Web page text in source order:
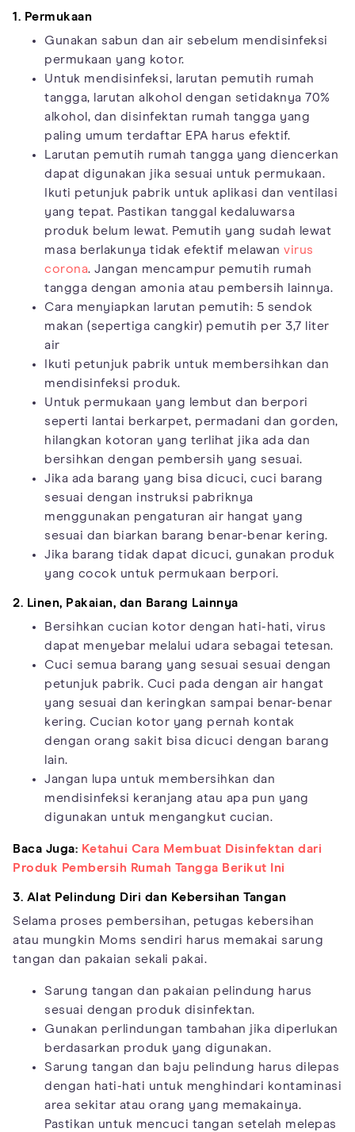
1. Permukaan
Gunakan sabun dan air sebelum mendisinfeksi
permukaan yang kotor.
Untuk mendisinfeksi, larutan pemutih rumah
tangga, larutan alkohol dengan setidaknya 70%
alkohol, dan disinfektan rumah tangga yang
paling umum terdaftar EPA harus efektif.
Larutan pemutih rumah tangga yang diencerkan
dapat digunakan jika sesuai untuk permukaan.
Ikuti petunjuk pabrik untuk aplikasi dan ventilasi
yang tepat. Pastikan tanggal kedaluwarsa
produk belum lewat. Pemutih yang sudah lewat
masa berlakunya tidak efektif melawan virus
corona. Jangan mencampur pemutih rumah
tangga dengan amonia atau pembersih lainnya.
Cara menyiapkan larutan pemutih: 5 sendok
makan (sepertiga cangkir) pemutih per 3,7 liter
air
Ikuti petunjuk pabrik untuk membersihkan dan
mendisinfeksi produk.
Untuk permukaan yang lembut dan berpori
seperti lantai berkarpet, permadani dan gorden,
hilangkan kotoran yang terlihat jika ada dan
bersihkan dengan pembersih yang sesuai.
Jika ada barang yang bisa dicuci, cuci barang
sesuai dengan instruksi pabriknya
menggunakan pengaturan air hangat yang
sesuai dan biarkan barang benar-benar kering.
Jika barang tidak dapat dicuci, gunakan produk
yang cocok untuk permukaan berpori.
2. Linen, Pakaian, dan Barang Lainnya
Bersihkan cucian kotor dengan hati-hati, virus
dapat menyebar melalui udara sebagai tetesan.
Cuci semua barang yang sesuai sesuai dengan
petunjuk pabrik. Cuci pada dengan air hangat
yang sesuai dan keringkan sampai benar-benar
kering. Cucian kotor yang pernah kontak
dengan orang sakit bisa dicuci dengan barang
lain.
Jangan lupa untuk membersihkan dan
mendisinfeksi keranjang atau apa pun yang
digunakan untuk mengangkut cucian.
Baca Juga: Ketahui Cara Membuat Disinfektan dari
Produk Pembersih Rumah Tangga Berikut Ini
3. Alat Pelindung Diri dan Kebersihan Tangan
Selama proses pembersihan, petugas kebersihan
atau mungkin Moms sendiri harus memakai sarung
tangan dan pakaian sekali pakai.
Sarung tangan dan pakaian pelindung harus
sesuai dengan produk disinfektan.
Gunakan perlindungan tambahan jika diperlukan
berdasarkan produk yang digunakan.
Sarung tangan dan baju pelindung harus dilepas
dengan hati-hati untuk menghindari kontaminasi
area sekitar atau orang yang memakainya.
Pastikan untuk mencuci tangan setelah melepas